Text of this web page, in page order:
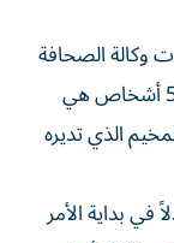
وكالة الصحافة
الفرنسية بأن هذه المجموعة المكونة من 505 أشخاص هي
الذي تديره
بداية الأمر